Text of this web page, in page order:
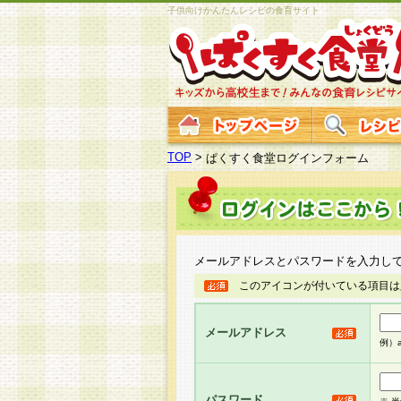
子供向けかんたんレシピの食育サイト
TOP >ぱくすく食堂ログインフォーム
メールアドレスとパスワードを入力し
このアイコンが付いている項目
メールアドレス
例）